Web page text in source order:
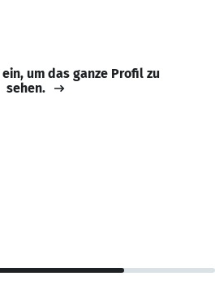
um das ganze Profil zu
sehen.